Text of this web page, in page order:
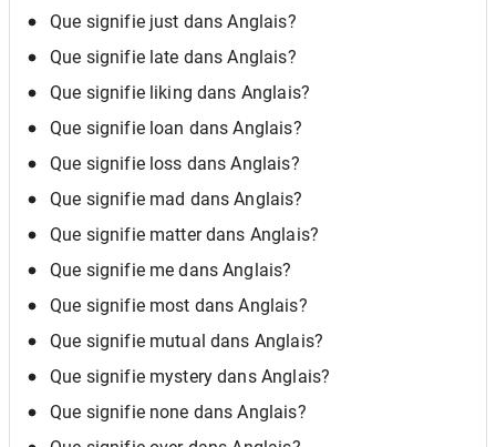
Que signifie just dans Anglais?
Que signifie late dans Anglais?
Que signifie liking dans Anglais?
Que signifie loan dans Anglais?
Que signifie loss dans Anglais?
Que signifie mad dans Anglais?
Que signifie matter dans Anglais?
Que signifie me dans Anglais?
Que signifie most dans Anglais?
Que signifie mutual dans Anglais?
Que signifie mystery dans Anglais?
Que signifie none dans Anglais?